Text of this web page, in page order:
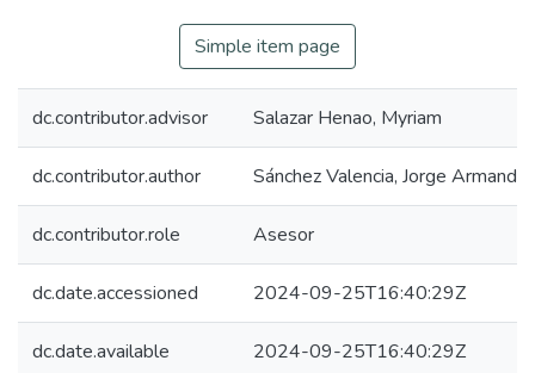
Simple item page
dc.contributor.advisor Salazar Henao, Myriam
dc.contributor.author Sánchez Valencia, Jorge Armando
dc.contributor.role Asesor
dc.date.accessioned 2024-09-25T16:40:29Z
dc.date.available 2024-09-25T16:40:29Z